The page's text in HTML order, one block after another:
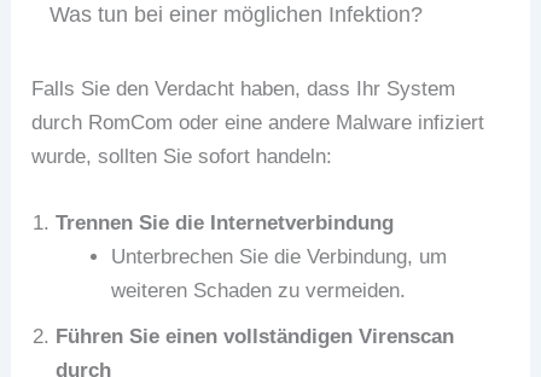
Was tun bei einer möglichen Infektion?
Falls Sie den Verdacht haben, dass Ihr System
durch RomCom oder eine andere Malware infiziert
wurde, sollten Sie sofort handeln:
Trennen Sie die Internetverbindung
Unterbrechen Sie die Verbindung, um
weiteren Schaden zu vermeiden.
Führen Sie einen vollständigen Virenscan
durch